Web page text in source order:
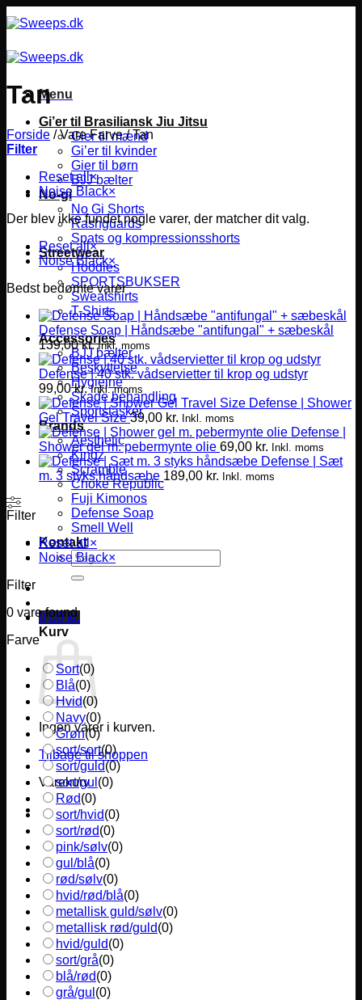
til
Menu
Gi’er til Brasiliansk Jiu Jitsu
Gier til mænd
Gi’er til kvinder
Gier til børn
BJJ bælter
No-gi
No Gi Shorts
Rashguards
Spats og kompressionsshorts
Streetwear
Hoodies
SPORTSBUKSER
Sweatshirts
T-Shirts
Accessories
BJJ bælter
Beskyttelse
Hygiejne
Skade behandling
Sportstasker
Brands
Aesthetic
Kingz
Scramble
Choke Republic
Fuji Kimonos
Defense Soap
Smell Well
Kontakt
Søg
efter:
0,00 kr.
Kurv
Ingen varer i kurven.
Tilbage til shoppen
Varekurv
Tan
Forside /Vare Farve/Tan
Filter
Reset all×
Noise Black×
Der blev ikke fundet nogle varer, der matcher dit valg.
Reset all×
Noise Black×
Bedst bedømte varer
Defense Soap | Håndsæbe "antifungal" + sæbeskål
139,00kr. Inkl. moms
Defense | 40 stk. vådservietter til krop og udstyr
99,00kr. Inkl. moms
Defense | Shower
Gel Travel Size 39,00 kr. Inkl. moms
Defense |
Shower gel m. pebermynte olie 69,00 kr. Inkl. moms
Defense | Sæt
m. 3 styks håndsæbe 189,00 kr. Inkl. moms
Filter
Reset all ×
Noise Black×
Filter
0 vare found
Farve
Sort(0)
Blå(0)
Hvid(0)
Navy(0)
Grøn(0)
sort/sort(0)
sort/guld(0)
sort/gul (0)
Rød(0)
sort/hvid(0)
sort/rød(0)
pink/sølv(0)
gul/blå(0)
rød/sølv(0)
hvid/rød/blå(0)
metallisk guld/sølv(0)
metallisk rød/guld(0)
hvid/guld(0)
sort/grå(0)
blå/rød(0)
grå/gul (0)